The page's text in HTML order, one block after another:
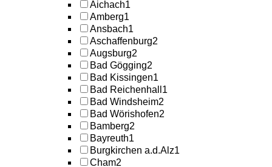
Aichach1
Amberg1
Ansbach1
Aschaffenburg2
Augsburg2
Bad Gögging2
Bad Kissingen1
Bad Reichenhall 1
Bad Windsheim2
Bad Wörishofen2
Bamberg2
Bayreuth1
Burgkirchen a.d.Alz1
Cham2